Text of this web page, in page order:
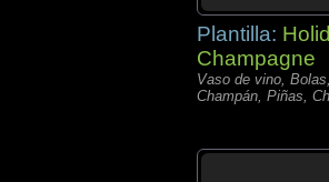
Plantilla:
Champagne
Vaso de vino,
Champán, Piñas,